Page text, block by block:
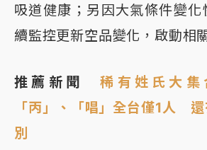
吸道健康；另因大氣條件變
續監控更新空品變化，啟動相
推薦新聞稀有姓氏大集
「丙」、「唱」全台僅1人
別